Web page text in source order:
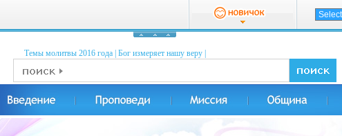
Темы молитвы 2016 годa Бог измеряет нашу веру